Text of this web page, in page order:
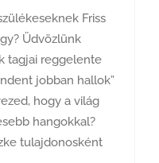
Friss
Üdvözlünk
tagjai reggelente
jobban hallok”
hogy a világ
hangokkal?
tulajdonosként